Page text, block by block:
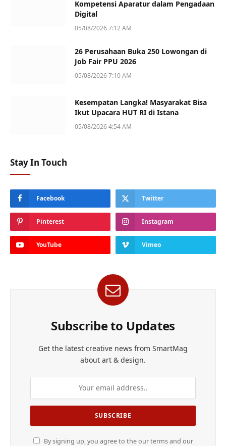
Kompetensi Aparatur dalam Pengadaan
Digital
05/08/2026 7:12 AM
26 Perusahaan Buka 250 Lowongan di
Job Fair PPU 2026
05/08/2026 7:10 AM
Kesempatan Langka! Masyarakat Bisa
Ikut Upacara HUT RI di Istana
05/08/2026 4:54 AM
Stay In Touch
Facebook Twitter
Pinterest Instagram
YouTube Vimeo
Subscribe to Updates
Get the latest creative news from SmartMag
about art & design.
By signing up, you agree to the our terms and our